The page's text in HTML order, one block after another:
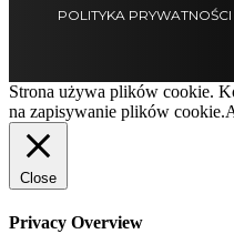
POLITYKA PRYWATNOŚCI
Strona używa plików cookie.
na zapisywanie plików cookie.
Close
Privacy Overview